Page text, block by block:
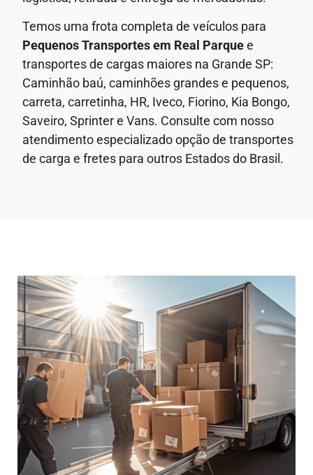
Temos uma frota completa de veículos para
Pequenos Transportes em Real Parquee
transportes de cargas maiores na Grande SP:
Caminhão baú, caminhões grandes e pequenos,
carreta, carretinha, HR, Iveco, Fiorino, Kia Bongo,
Saveiro, Sprinter e Vans. Consulte com nosso
atendimento especializado opção de transportes
de carga e fretes para outros Estados do Brasil.